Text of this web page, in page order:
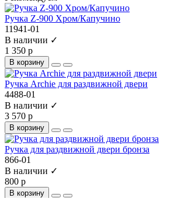
Ручка Z-900 Хром/Капучино
11941-01
В наличии ✓
1 350 р
В корзину
Ручка Archie для раздвижной двери
4488-01
В наличии ✓
3 570 р
В корзину
Ручка для раздвижной двери бронза
866-01
В наличии ✓
800 р
В корзину